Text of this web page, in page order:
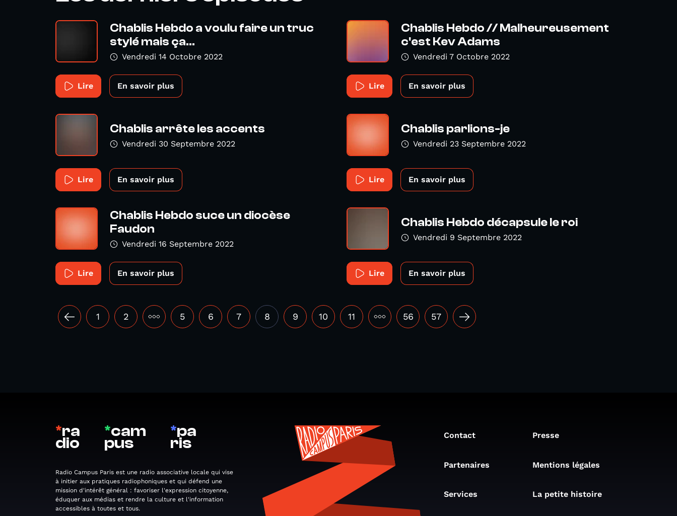
Chablis Hebdo a voulu faire un truc
stylé mais ça...
Vendredi 14 Octobre 2022
Lire En savoir plus
Chablis Hebdo // Malheureusement
c'est Kev Adams
Vendredi 7 Octobre 2022
Lire En savoir plus
Chablis arrête les accents
Vendredi 30 Septembre 2022
Lire En savoir plus
Chablis parlions-je
Vendredi 23 Septembre 2022
Lire En savoir plus
Chablis Hebdo suce un diocèse
Faudon
Vendredi 16 Septembre 2022
Lire En savoir plus
Chablis Hebdo décapsule le roi
Vendredi 9 Septembre 2022
Lire En savoir plus
1 2 ••• 5 6 7 8 9 10 11 ••• 56 57
*ra
dio
*cam
pus
*pa
ris
Radio Campus Paris est une radio associative locale qui vise
à initier aux pratiques radiophoniques et qui défend une
mission d'intérêt général : favoriser l'expression citoyenne,
éduquer aux médias et rendre la culture et l'information
accessibles à toutes et tous.
Contact Presse
Partenaires Mentions légales
Services La petite histoire